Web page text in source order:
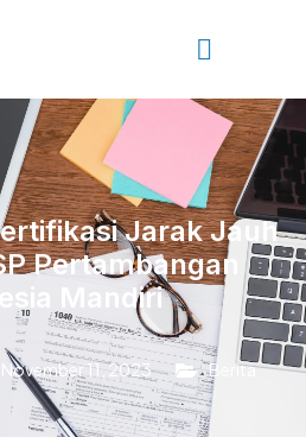
Jarak Jauh
Pertambangan
Mandiri
November 11, 2023 Berita